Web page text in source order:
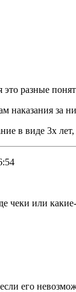
разные
наказания за
в виде 3х
чеки или
его